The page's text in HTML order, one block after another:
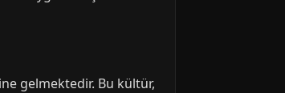
gelmektedir. Bu kültür,